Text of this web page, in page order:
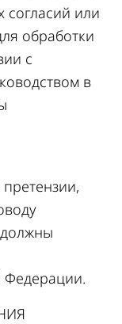
или
обработки
с
в
Федерации.